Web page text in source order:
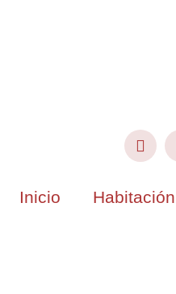
Inicio Habitación